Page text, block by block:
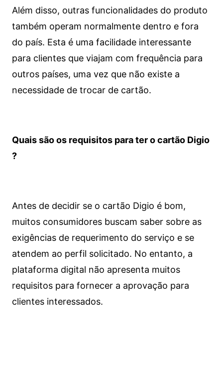
Além disso, outras funcionalidades do produto
também operam normalmente dentro e fora
do país. Esta é uma facilidade interessante
para clientes que viajam com frequência para
outros países, uma vez que não existe a
necessidade de trocar de cartão.
Quais são os requisitos para ter o cartão Digio
?
Antes de decidir se o cartão Digio é bom,
muitos consumidores buscam saber sobre as
exigências de requerimento do serviço e se
atendem ao perfil solicitado. No entanto, a
plataforma digital não apresenta muitos
requisitos para fornecer a aprovação para
clientes interessados.